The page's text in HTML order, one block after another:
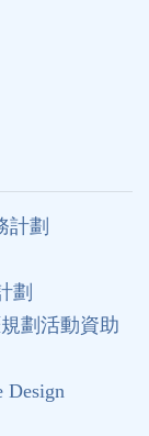
計劃
劃
劃活動資助
Design